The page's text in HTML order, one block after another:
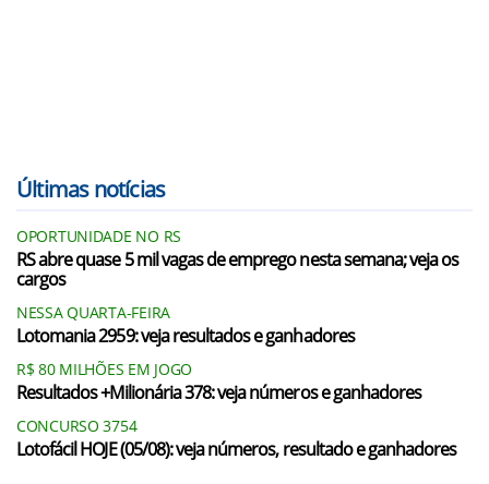
Últimas notícias
OPORTUNIDADE NO RS
RS abre quase 5 mil vagas de emprego nesta semana; veja os
cargos
NESSA QUARTA-FEIRA
Lotomania 2959: veja resultados e ganhadores
R$ 80 MILHÕES EM JOGO
Resultados +Milionária 378: veja números e ganhadores
CONCURSO 3754
Lotofácil HOJE (05/08): veja números, resultado e ganhadores